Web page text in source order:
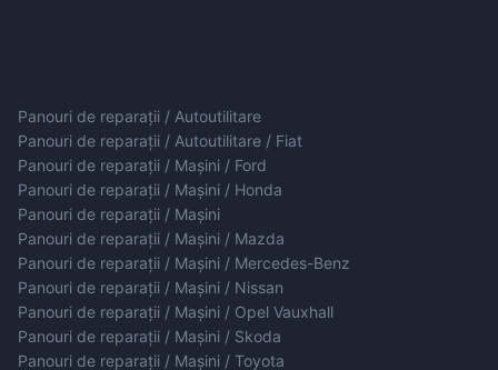
Panouri de reparații / Autoutilitare
Panouri de reparații / Autoutilitare / Fiat
Panouri de reparații / Mașini / Ford
Panouri de reparații / Mașini / Honda
Panouri de reparații / Mașini
Panouri de reparații / Mașini / Mazda
Panouri de reparații / Mașini / Mercedes-Benz
Panouri de reparații / Mașini / Nissan
Panouri de reparații / Mașini / Opel Vauxhall
Panouri de reparații / Mașini / Skoda
Panouri de reparații / Mașini / Toyota